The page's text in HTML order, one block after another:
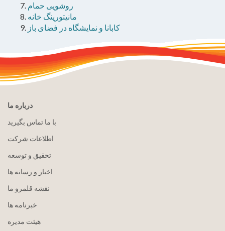
روشویی حمام
مانیتورینگ خانه
کابانا و نمایشگاه در فضای باز
درباره ما
با ما تماس بگیرید
اطلاعات شرکت
تحقیق و توسعه
اخبار و رسانه ها
نقشه قلمرو ما
خبرنامه ها
هيئت مدیره